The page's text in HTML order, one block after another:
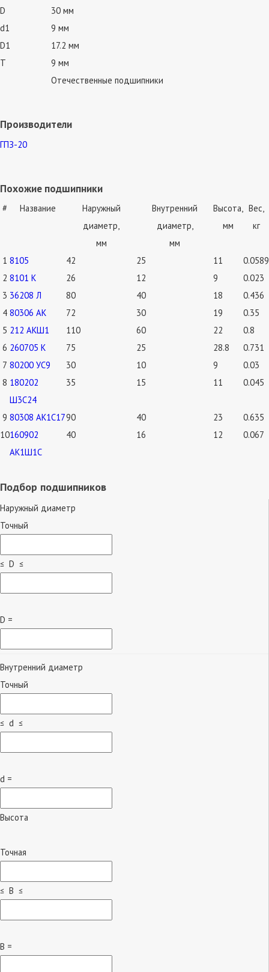
D
30 мм
d1
9 мм
D1
17.2 мм
T
9 мм
Отечественные подшипники
Производители
ГПЗ-20
Похожие подшипники
# Название
Наружный
диаметр,
мм
Внутренний
диаметр,
мм
Высота,
мм
Вес,
кг
1 8105 42 25 11
0.0589
2 8101 К 26 12 9
0.023
3 36208 Л 80 40 18
0.436
4 80306 АК 72 30 19
0.35
5 212 АКШ1 110 60 22
0.8
6 260705 К 75 25 28.8
0.731
7 80200 УС9 30 10 9
0.03
8 180202
Ш3С24
35 15 11 0.045
9 80308 АК1С1790 40 23
0.635
10160902
АК1Ш1С
40 16 12 0.067
Подбор подшипников
Наружный диаметр
Точный
≤ D ≤
D =
Внутренний диаметр
Точный
≤ d ≤
d =
Высота
Точная
≤ B ≤
B =